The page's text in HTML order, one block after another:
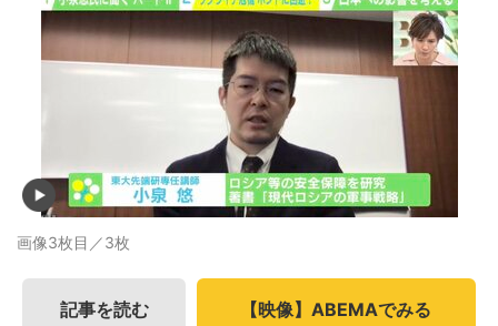
画像3枚目／3枚
記事を読む 【映像】ABEMAでみる